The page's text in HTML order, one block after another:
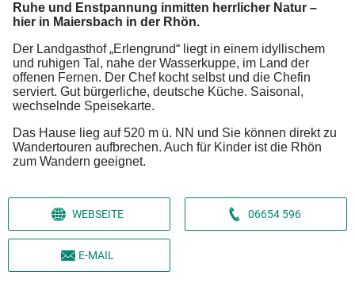
Ruhe und Enstpannung inmitten herrlicher Natur –
hier in Maiersbach in der Rhön.
Der Landgasthof „Erlengrund“ liegt in einem idyllischem
und ruhigen Tal, nahe der Wasserkuppe, im Land der
offenen Fernen. Der Chef kocht selbst und die Chefin
serviert. Gut bürgerliche, deutsche Küche. Saisonal,
wechselnde Speisekarte.
Das Hause lieg auf 520 m ü. NN und Sie können direkt zu
Wandertouren aufbrechen. Auch für Kinder ist die Rhön
zum Wandern geeignet.
WEBSEITE 06654 596
E-MAIL